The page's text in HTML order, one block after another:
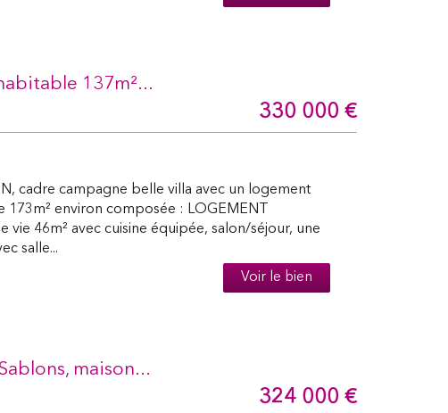
137m²...
330 000 €
cadre campagne belle villa avec un logement
environ composée : LOGEMENT
vie 46m² avec cuisine équipée, salon/séjour, une
salle...
Voir le bien
maison...
324 000 €